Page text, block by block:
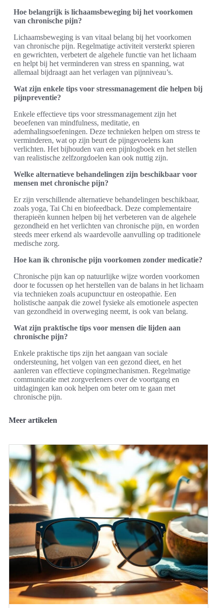
Hoe belangrijk is lichaamsbeweging bij het voorkomen
van chronische pijn?
Lichaamsbeweging is van vitaal belang bij het voorkomen
van chronische pijn. Regelmatige activiteit versterkt spieren
en gewrichten, verbetert de algehele functie van het lichaam
en helpt bij het verminderen van stress en spanning, wat
allemaal bijdraagt aan het verlagen van pijnniveau’s.
Wat zijn enkele tips voor stressmanagement die helpen bij
pijnpreventie?
Enkele effectieve tips voor stressmanagement zijn het
beoefenen van mindfulness, meditatie, en
ademhalingsoefeningen. Deze technieken helpen om stress te
verminderen, wat op zijn beurt de pijngevoelens kan
verlichten. Het bijhouden van een pijnlogboek en het stellen
van realistische zelfzorgdoelen kan ook nuttig zijn.
Welke alternatieve behandelingen zijn beschikbaar voor
mensen met chronische pijn?
Er zijn verschillende alternatieve behandelingen beschikbaar,
zoals yoga, Tai Chi en biofeedback. Deze complementaire
therapieën kunnen helpen bij het verbeteren van de algehele
gezondheid en het verlichten van chronische pijn, en worden
steeds meer erkend als waardevolle aanvulling op traditionele
medische zorg.
Hoe kan ik chronische pijn voorkomen zonder medicatie?
Chronische pijn kan op natuurlijke wijze worden voorkomen
door te focussen op het herstellen van de balans in het lichaam
via technieken zoals acupunctuur en osteopathie. Een
holistische aanpak die zowel fysieke als emotionele aspecten
van gezondheid in overweging neemt, is ook van belang.
Wat zijn praktische tips voor mensen die lijden aan
chronische pijn?
Enkele praktische tips zijn het aangaan van sociale
ondersteuning, het volgen van een gezond dieet, en het
aanleren van effectieve copingmechanismen. Regelmatige
communicatie met zorgverleners over de voortgang en
uitdagingen kan ook helpen om beter om te gaan met
chronische pijn.
Meer artikelen